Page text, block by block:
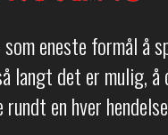
eneste formål å
langt det er mulig,
en hver